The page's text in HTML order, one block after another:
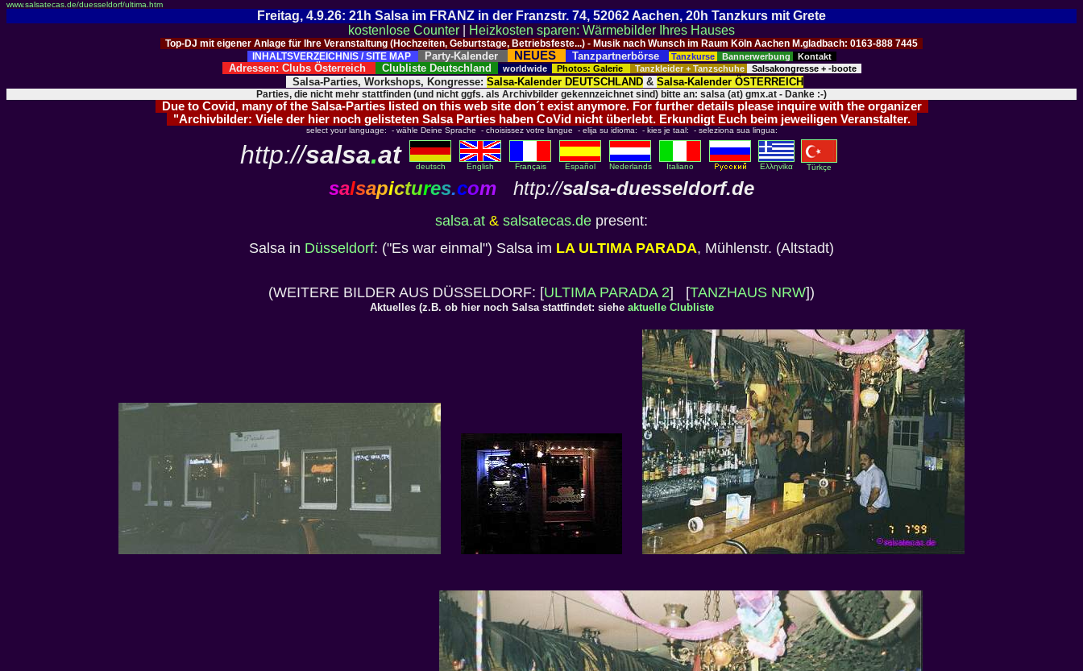
www.salsatecas.de/duesseldorf/ultima.htm
Freitag, 4.9.26: 21h Salsa im FRANZ in der Franzstr. 74, 52062 Aachen, 20h Tanzkurs mit Grete
kostenlose Counter
Heizkosten sparen: Wärmebilder Ihres Hauses
Top-DJ mit eigener Anlage für Ihre Veranstaltung (Hochzeiten, Geburtstage, Betriebsfeste...) - Musik nach Wunsch im Raum Köln Aachen M.gladbach: 0163-888 7445
INHALTSVERZEICHNIS / SITE MAP
Party-Kalender NEUES Tanzpartnerbörse Tanzkurse Bannerwerbung Kontakt
Adressen: Clubs Österreich Clubliste Deutschland worldwide Photos: Galerie Tanzkleider + Tanzschuhe Salsakongresse + -boote
Salsa-Parties, Workshops, Kongresse: Salsa-Kalender DEUTSCHLAND & Salsa-Kalender ÖSTERREICH
Parties, die nicht mehr stattfinden (und nicht ggfs. als Archivbilder gekennzeichnet sind) bitte an: salsa (at) gmx.at - Danke :-)
Due to Covid, many of the Salsa-Parties listed on this web site don´t exist anymore. For further details please inquire with the organizer
"Archivbilder: Viele der hier noch gelisteten Salsa Parties haben CoVid nicht überlebt. Erkundigt Euch beim jeweiligen Veranstalter.
select your language: - wähle Deine Sprache - choisissez votre langue - elija su idioma: - kies je taal: - seleziona sua lingua:
http://salsa.at deutsch English Français Español Nederlands Italiano Eλληvikα Türkçe
salsapictures.com http://salsa-duesseldorf.de
salsa.at & salsatecas.de present:
Salsa in Düsseldorf: ("Es war einmal") Salsa im LA ULTIMA PARADA, Mühlenstr. (Altstadt)
(WEITERE BILDER AUS DÜSSELDORF: [ULTIMA PARADA 2] [TANZHAUS NRW])
Aktuelles (z.B. ob hier noch Salsa stattfindet: siehe aktuelle Clubliste